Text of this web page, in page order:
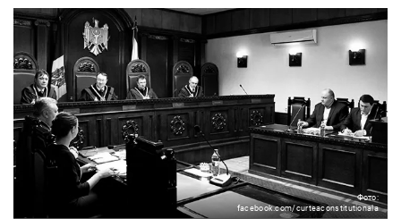
Фото:
facebook.com/curteaconstitutionala